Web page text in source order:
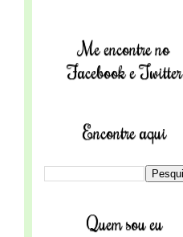
Me encontre no
Facebook e Twitter
Encontre aqui
Quem sou eu